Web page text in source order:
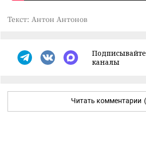
Текст: Антон Антонов
каналы
Читать комментарии